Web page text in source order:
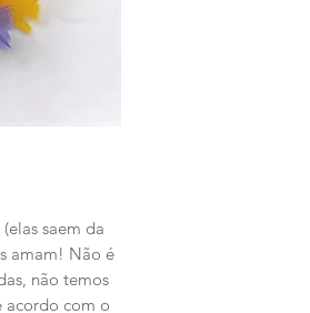
saem da
amam! Não é
não temos
acordo com o